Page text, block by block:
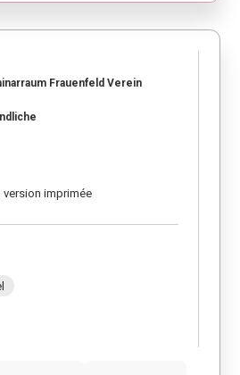
Frauenfeld Verein
version imprimée